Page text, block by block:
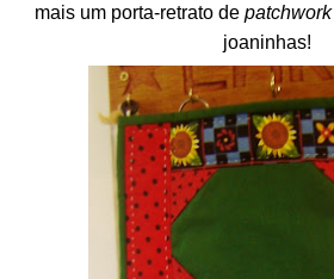
mais um porta-retrato de patchwork
joaninhas!